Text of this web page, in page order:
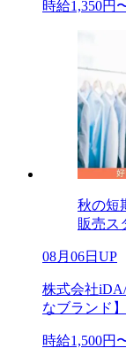
時給1,350円
秋の短
販売
08月06日UP
株式会社
なブランド
時給1,500円